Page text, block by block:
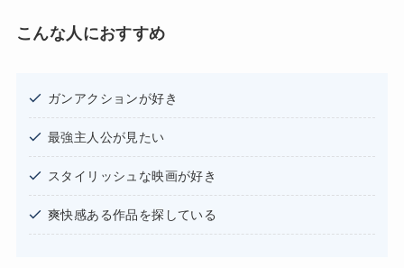
こんな人におすすめ
ガンアクションが好き
最強主人公が見たい
スタイリッシュな映画が好き
爽快感ある作品を探している